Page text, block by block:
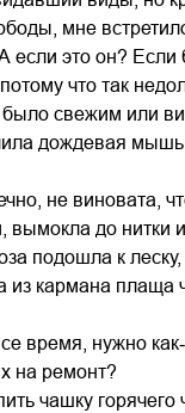
мне
это он?
что так
свежим или
дождевая
не виновата,
до нитки
подошла к
кармана плаща
время, нужно
на ремонт?
чашку